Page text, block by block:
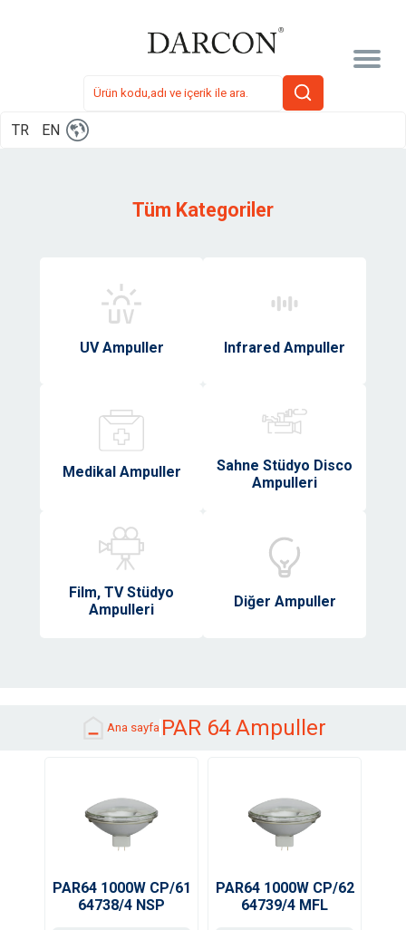
TR EN
Tüm Kategoriler
UV Ampuller Infrared Ampuller
Medikal Ampuller
Sahne Stüdyo Disco
Ampulleri
Film, TV Stüdyo
Ampulleri
Diğer Ampuller
Ana sayfa PAR 64 Ampuller
PAR64 1000W CP/61
64738/4 NSP
PAR64 1000W CP/62
64739/4 MFL